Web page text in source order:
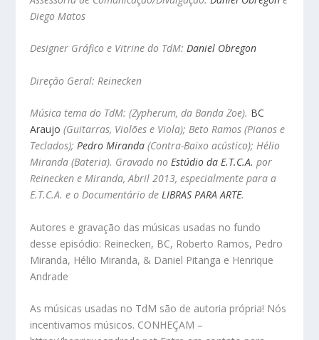
Diego Matos
Designer Gráfico e Vitrine do TdM:Daniel Obregon
Direção Geral: Reinecken
Música tema do TdM: (Zypherum, da Banda Zoe). BC
Araujo (Guitarras, Violões e Viola); Beto Ramos (Pianos e
Teclados);Pedro Miranda(Contra-Baixo acústico); Hélio
Miranda (Bateria). Gravado noEstúdio da E.T.C.A. por
Reinecken e Miranda, Abril 2013, especialmente para a
E.T.C.A. e o Documentário deLIBRAS PARA ARTE.
Autores e gravação das músicas usadas no fundo
desse episódio: Reinecken, BC, Roberto Ramos, Pedro
Miranda, Hélio Miranda, & Daniel Pitanga e Henrique
Andrade
As músicas usadas no TdM são de autoria própria! Nós
incentivamos músicos. CONHEÇAM –